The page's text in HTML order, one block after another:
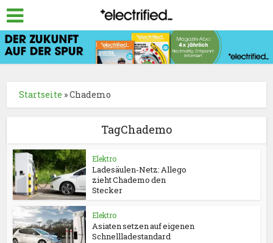
Startseite »Chademo
TagChademo
Elektro
Ladesäulen-Netz: Allego
zieht Chademo den
Stecker
Elektro
Asiaten setzen auf eigenen
Schnellladestandard